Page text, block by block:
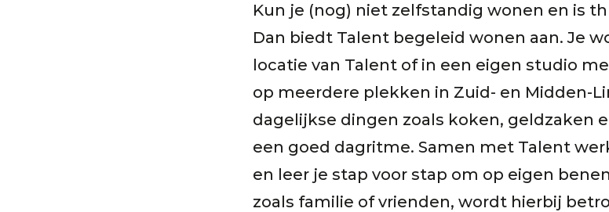
Kun je (nog) niet zelfstandig wonen en is
Dan biedt Talent begeleid wonen aan. Je
locatie van Talent of in een eigen studio
op meerdere plekken in Zuid- en Midden-
dagelijkse dingen zoals koken, geldzaken
een goed dagritme. Samen met Talent
en leer je stap voor stap om op eigen
zoals familie of vrienden, wordt hierbij